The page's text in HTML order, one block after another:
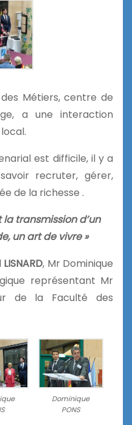
centre de
a une interaction
est difficile, il y a
recruter, gérer,
de la richesse .
la transmission d’un
un art de vivre »
LISNARD, Mr Dominique
représentant Mr
de la Faculté des
Dominique
PONS